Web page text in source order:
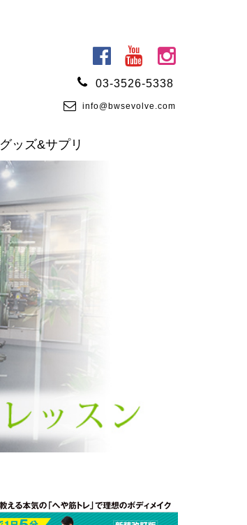
03-3526-5338
info@bwsevolve.com
グッズ&サプリ